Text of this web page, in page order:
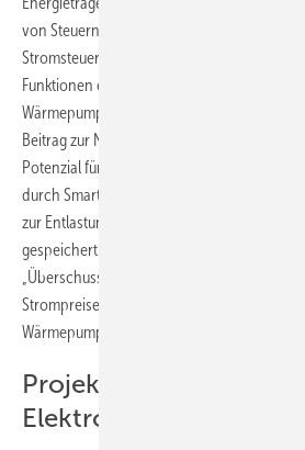
von Steuern und Abgaben könne
Stromsteuer bei der Einbindung der
Funktionen erfolgen. Schon jetzt zeichne
Wärmepumpe in einem intelligenten
Beitrag zur Netzstabilität leisten könne.
Potenzial für Lastverschiebungen im Netz,
durch Smart-Grid-Funktionen
zur Entlastung der Netze genutzt und im
gespeichert werden. Dazu hat der BWP das
„Überschussstromtarif“ entwickelt, das
Strompreise einen Anreiz zu einem
Wärmepumpenbetrieb bieten soll.
Projekt mit alten